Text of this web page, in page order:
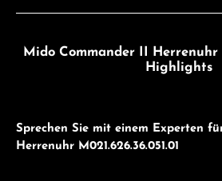
Mido Commander II Herrenuhr
Highlights
Sprechen Sie mit einem Experten
Herrenuhr M021.626.36.051.01